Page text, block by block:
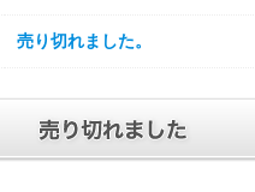
売り切れました。